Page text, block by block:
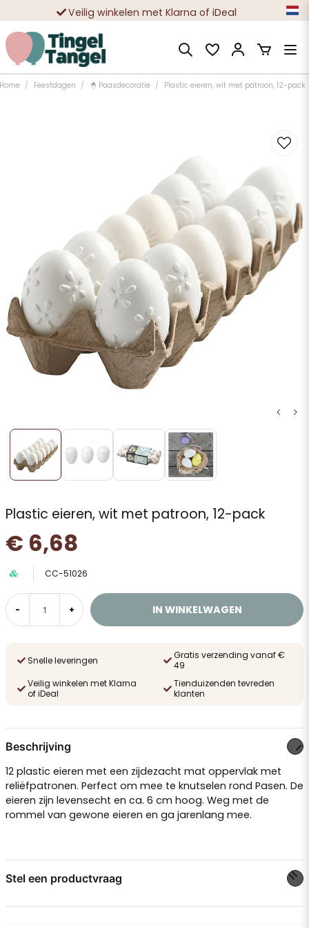
Veilig winkelen met Klarna of iDeal
Tienduizenden tevreden klanten
Feestdagen 🐣 Paasdecoratie Plastic eieren, wit met patroon, 12-pack
Plastic eieren, wit met patroon, 12-pack
€ 6,68
CC-51026
- + IN WINKELWAGEN
Snelle leveringen
Gratis verzending vanaf €
49
Veilig winkelen met Klarna
of iDeal
Tienduizenden tevreden
klanten
Beschrijving
12 plastic eieren met een zijdezacht mat oppervlak met
reliëfpatronen. Perfect om mee te knutselen rond Pasen. De
eieren zijn levensecht en ca. 6 cm hoog. Weg met de
rommel van gewone eieren en ga jarenlang mee.
Stel een productvraag